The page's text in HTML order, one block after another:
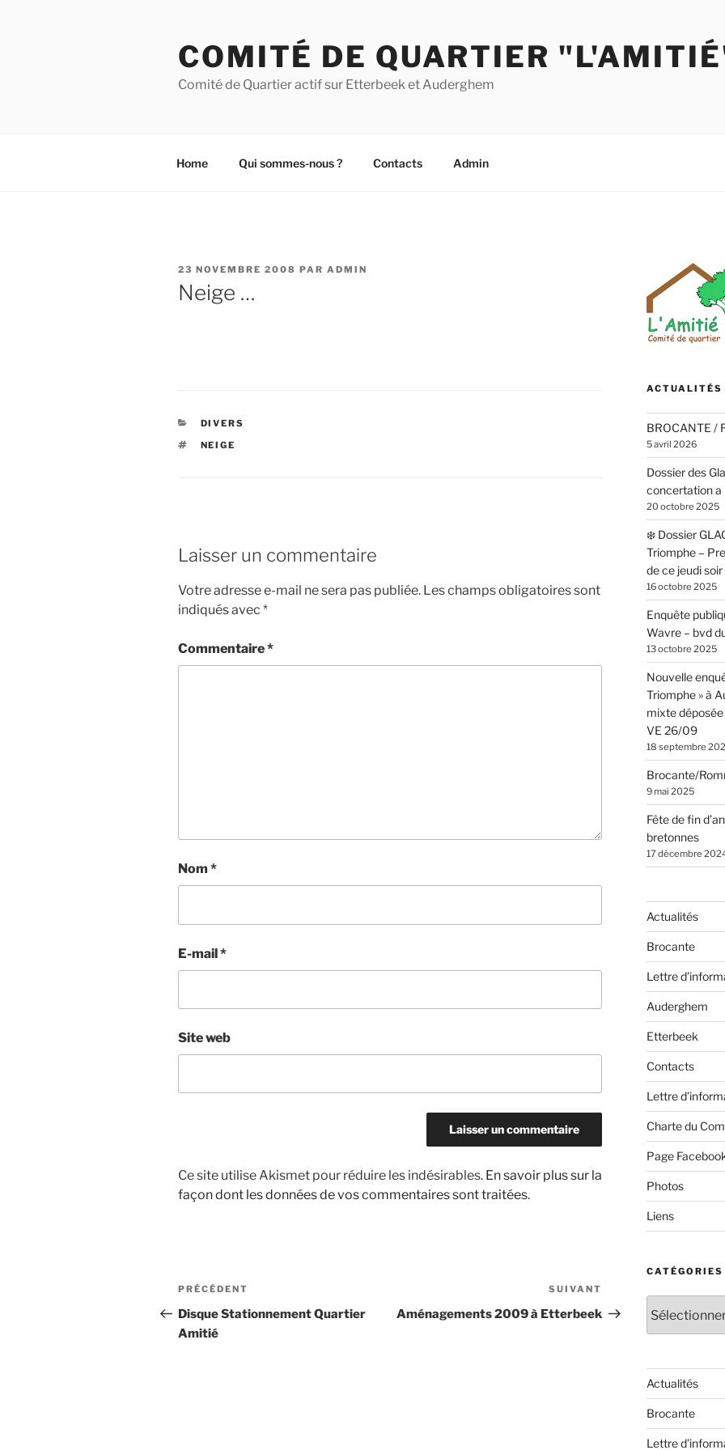
COMITÉ DE QUARTIER
Comité de Quartier actif sur Etterbeek et Auderghem
Home Qui sommes-nous ? Contacts Admin
PUBLIÉ
LE
23 NOVEMBRE 2008 PAR ADMIN
Neige …
CATÉGORIES
DIVERS
ÉTIQUETTES
NEIGE
Laisser un commentaire
Votre adresse e-mail ne sera pas publiée. Les champs obligatoires sont
indiqués avec *
Commentaire*
Nom *
E-mail*
Site web
Ce site utilise Akismet pour réduire les indésirables. En savoir plus sur la
façon dont les données de vos commentaires sont traitées.
Navigation
de
l’article
Article
précédent
PRÉCÉDENT
Disque Stationnement Quartier
Amitié
suivant
SUIVANT
Aménagements 2009 à Etterbeek
ACTUALITÉS
BROCANTE /
5 avril 2026
Dossier des
concertation a
20 octobre 2025
❄️ Dossier
Triomphe –
de ce jeudi
16 octobre 2025
Enquête
Wavre – bvd
13 octobre 2025
Nouvelle
Triomphe » à
mixte
VE 26/09
18 septembre
Brocante/
9 mai 2025
Fête de fin
bretonnes
17 décembre
Actualités
Brocante
Lettre
Auderghem
Etterbeek
Contacts
Lettre
Charte du
Page
Photos
Liens
CATÉGORIES
Actualités
Brocante
Lettre